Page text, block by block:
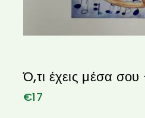
Ό,τι έχεις μέσα
€17